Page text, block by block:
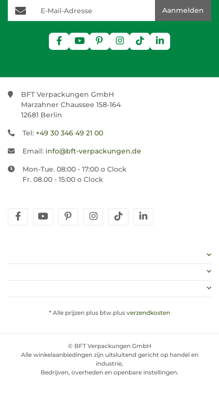
E-Mail-Adresse
Aanmelden
BFT Verpackungen GmbH
Marzahner Chaussee 158-164
12681 Berlin
Tel: +49 30 346 49 21 00
Email: info@bft-verpackungen.de
Mon-Tue. 08:00 - 17:00 o Clock
Fr. 08.00 - 15:00 o Clock
facebookyoutubepinterestinstagram
tiktok
* Alle prijzen plus btw.plus verzendkosten
© BFT Verpackungen GmbH
Alle winkelaanbiedingen zijn uitsluitend gericht op handel en
industrie,
Bedrijven, overheden en openbare instellingen.